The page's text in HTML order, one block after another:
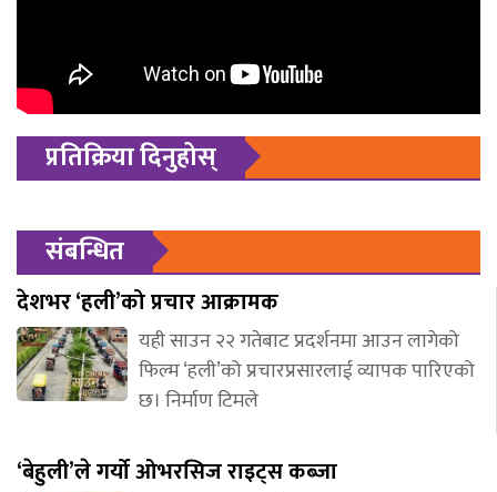
प्रतिक्रिया दिनुहोस्
संबन्धित
देशभर ‘हली’को प्रचार आक्रामक
यही साउन २२ गतेबाट प्रदर्शनमा आउन लागेको
फिल्म ‘हली’को प्रचारप्रसारलाई व्यापक पारिएको
छ। निर्माण टिमले
‘बेहुली’ले गर्यो ओभरसिज राइट्स कब्जा